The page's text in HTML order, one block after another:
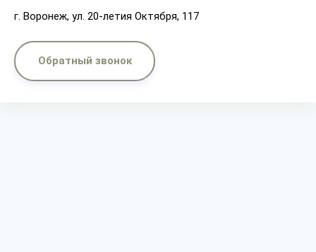
г. Воронеж, ул. 20-летия Октября, 117
Обратный звонок